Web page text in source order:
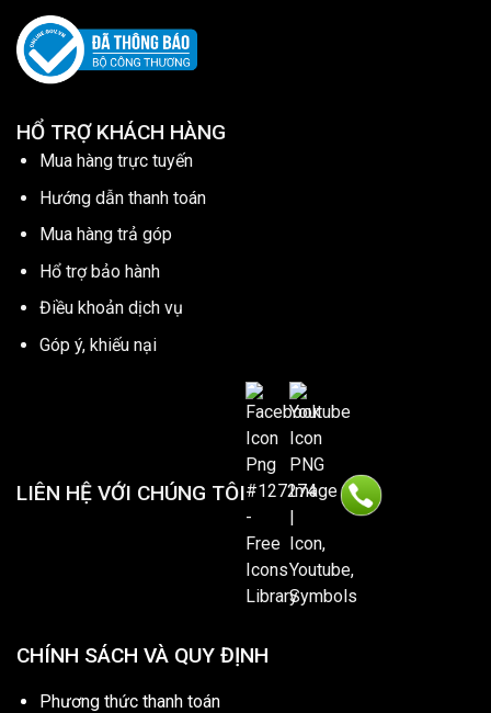
HỔ TRỢ KHÁCH HÀNG
Mua hàng trực tuyến
Hướng dẫn thanh toán
Mua hàng trả góp
Hổ trợ bảo hành
Điều khoản dịch vụ
Góp ý, khiếu nại
LIÊN HỆ VỚI CHÚNG TÔI
CHÍNH SÁCH VÀ QUY ĐỊNH
Phương thức thanh toán